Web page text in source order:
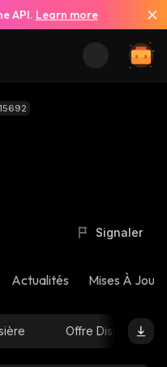
API. Learn more
Signaler
Actualités Mises À Jour
Offre Disponible